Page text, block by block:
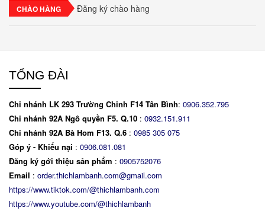
CHÀO HÀNG Đăng ký chào hàng
TỔNG ĐÀI
Chi nhánh LK 293 Trường Chinh F14 Tân Bình: 0906.352.795
Chi nhánh 92A Ngô quyền F5. Q.10 : 0932.151.911
Chi nhánh 92A Bà Hom F13. Q.6 : 0985 305 075
Góp ý - Khiếu nại : 0906.081.081
Đăng ký gới thiệu sản phẩm : 0905752076
Email : order.thichlambanh.com@gmail.com
https://www.tiktok.com/@thichlambanh.com
https://www.youtube.com/@thichlambanh